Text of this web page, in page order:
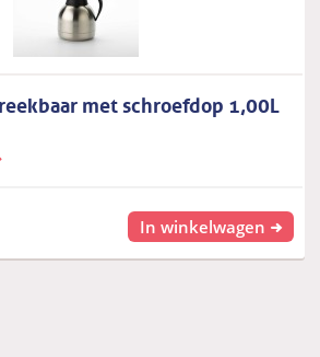
met schroefdop 1,00L
In winkelwagen